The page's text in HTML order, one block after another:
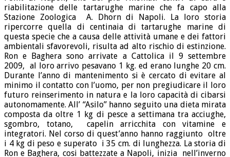
riabilitazione delle tartarughe marine che fa capo alla
Stazione Zoologica A. Dhorn di Napoli. La loro storia
ripercorre quella di centinaia di tartarughe marine di
questa specie che a causa delle attività umane e dei fattori
ambientali sfavorevoli, risulta ad alto rischio di estinzione.
Ron e Baghera sono arrivate a Cattolica il 9 settembre
2009, al loro arrivo pesavano 1 kg. ed erano lunghe 20 cm.
Durante l’anno di mantenimento si è cercato di evitare al
minimo il contatto con l’uomo, per non pregiudicare il loro
futuro reinserimento in natura e la loro capacità di cibarsi
autonomamente. All’ “Asilo” hanno seguito una dieta mirata
composta da oltre 1 kg di pesce a settimana tra acciughe,
sgombro, totano, capelin arricchita con vitamine e
integratori. Nel corso di quest’anno hanno raggiunto oltre
i 4 kg di peso e superato i 35 cm. di lunghezza. La storia di
Ron e Baghera, cosi battezzate a Napoli, inizia nell’inverno